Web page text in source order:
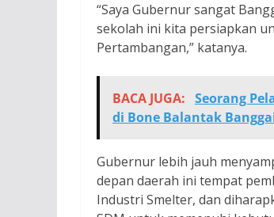
“Saya Gubernur sangat
sekolah ini kita persiapkan
Pertambangan,” katanya.
BACA JUGA: Seorang
di Bone Balantak
Gubernur lebih jauh
depan daerah ini tempat
Industri Smelter, dan